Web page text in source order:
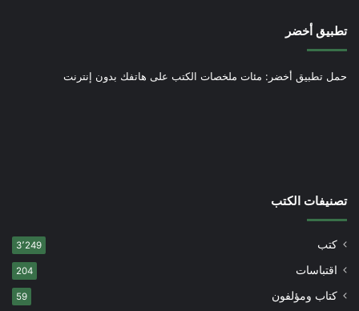
تطبيق أخضر
حمل تطبيق أخضر: مئات ملخصات الكتب على هاتفك بدون إنترنت
تصنيفات الكتب
كتب 3٬249
اقتباسات 204
كتاب ومؤلفون 59